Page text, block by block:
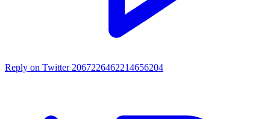
Reply on Twitter 2067226462214656204